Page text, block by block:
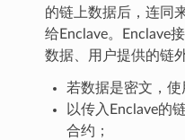
的链上数据后，连同
给Enclave。Enclave
数据、用户提供的链
若数据是密文，使
以传入Enclave的
合约；